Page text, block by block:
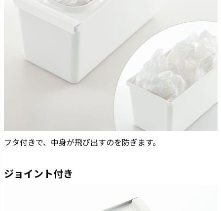
フタ付きで、中身が飛び出すのを防ぎます。
ジョイント付き